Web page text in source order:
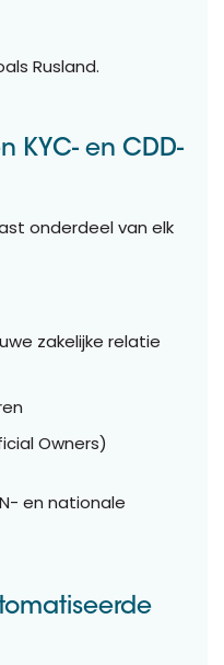
Rusland.
KYC- en CDD-
onderdeel van elk
zakelijke relatie
Owners)
en nationale